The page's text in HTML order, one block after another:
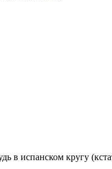
в испанском кругу